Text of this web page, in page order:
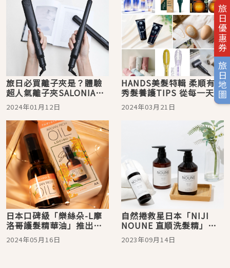
旅日優惠券
旅日地圖
旅日必買離子夾是？體驗
超人氣離子夾SALONIA的
柔順魔「髮」
2024年01月12日
HANDS美髮特輯 柔順有型
秀髮養護TIPS 從每一天的
日常開始
2024年03月21日
日本口碑級「樂絲朵-L摩
洛哥護髮精華油」推出限
定金木樨香氣，維持柔順
光澤又帶淡雅花香
2024年05月16日
自然捲救星日本「NIJI
NOUNE 直順洗髮精」拯
救亂翹頭髮，在家洗個頭
竟然就能直順到這種地
2023年09月14日